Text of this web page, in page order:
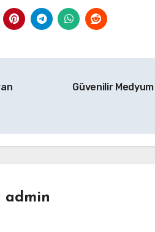
Güvenilir Medyum
admin